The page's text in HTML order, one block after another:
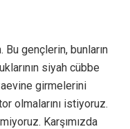
Bu gençlerin, bunların
siyah cübbe
girmelerini
olmalarını istiyoruz.
Karşımızda